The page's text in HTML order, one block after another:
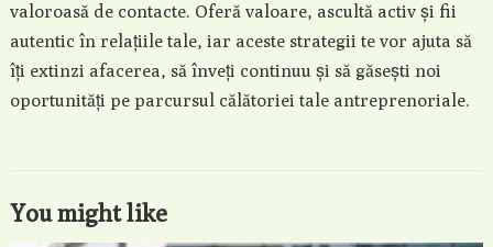
valoroasă de contacte. Oferă valoare, ascultă activ și fii
autentic în relațiile tale, iar aceste strategii te vor ajuta să
îți extinzi afacerea, să înveți continuu și să găsești noi
oportunități pe parcursul călătoriei tale antreprenoriale.
You might like